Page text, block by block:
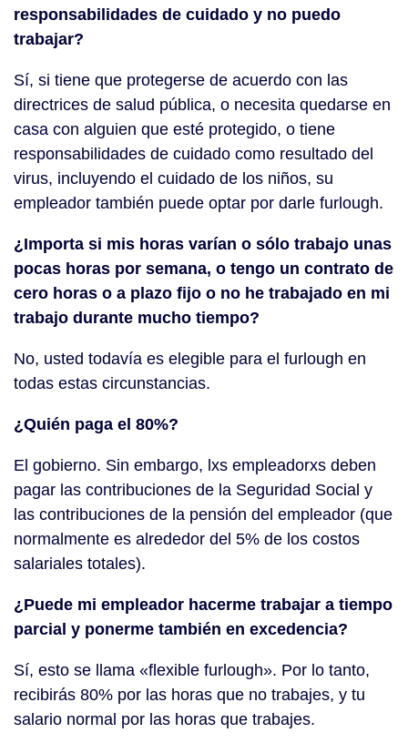
responsabilidades de cuidado y no puedo
trabajar?
Sí, si tiene que protegerse de acuerdo con las
directrices de salud pública, o necesita quedarse en
casa con alguien que esté protegido, o tiene
responsabilidades de cuidado como resultado del
virus, incluyendo el cuidado de los niños, su
empleador también puede optar por darle furlough.
¿Importa si mis horas varían o sólo trabajo unas
pocas horas por semana, o tengo un contrato de
cero horas o a plazo fijo o no he trabajado en mi
trabajo durante mucho tiempo?
No, usted todavía es elegible para el furlough en
todas estas circunstancias.
¿Quién paga el 80%?
El gobierno. Sin embargo, lxs empleadorxs deben
pagar las contribuciones de la Seguridad Social y
las contribuciones de la pensión del empleador (que
normalmente es alrededor del 5% de los costos
salariales totales).
¿Puede mi empleador hacerme trabajar a tiempo
parcial y ponerme también en excedencia?
Sí, esto se llama «flexible furlough». Por lo tanto,
recibirás 80% por las horas que no trabajes, y tu
salario normal por las horas que trabajes.